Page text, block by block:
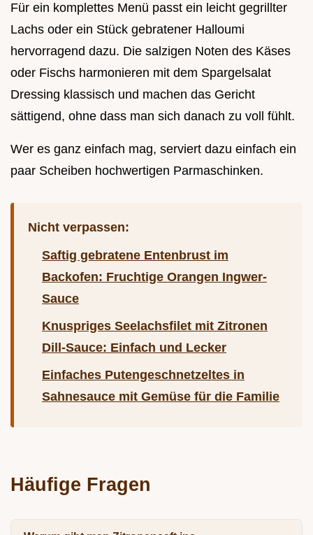
Für ein komplettes Menü passt ein leicht gegrillter
Lachs oder ein Stück gebratener Halloumi
hervorragend dazu. Die salzigen Noten des Käses
oder Fischs harmonieren mit dem Spargelsalat
Dressing klassisch und machen das Gericht
sättigend, ohne dass man sich danach zu voll fühlt.
Wer es ganz einfach mag, serviert dazu einfach ein
paar Scheiben hochwertigen Parmaschinken.
Nicht verpassen:
Saftig gebratene Entenbrust im
Backofen: Fruchtige Orangen Ingwer-
Sauce
Knuspriges Seelachsfilet mit Zitronen
Dill-Sauce: Einfach und Lecker
Einfaches Putengeschnetzeltes in
Sahnesauce mit Gemüse für die Familie
Häufige Fragen